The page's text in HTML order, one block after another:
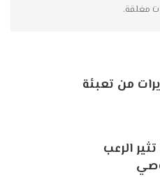
مغلقة.
من تعبئة
الرعب